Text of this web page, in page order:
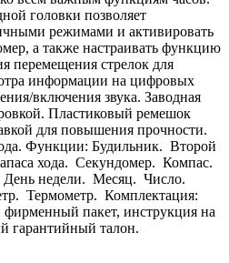
головки позволяет
режимами и активировать
а также настраивать функцию
перемещения стрелок для
информации на цифровых
включения звука. Заводная
Пластиковый ремешок
для повышения прочности.
Функции: Будильник. Второй
хода. Секундомер. Компас.
День недели. Месяц. Число.
Термометр. Комплектация:
пакет, инструкция на
гарантийный талон.